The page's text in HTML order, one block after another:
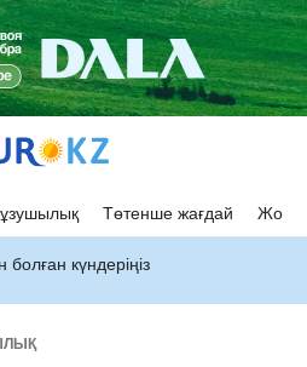
Төтенше жағдай Жол
болған күндеріңіз